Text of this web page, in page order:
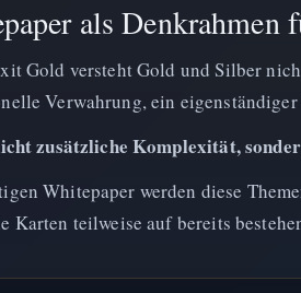
als Denkrahmen
Gold versteht Gold und Silber
Verwahrung, ein
zusätzliche Komplexität,
Whitepaper werden diese
Karten teilweise auf bereits